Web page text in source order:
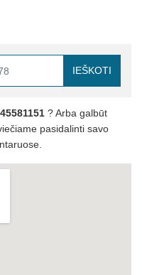
IEŠKOTI
? Arba galbūt
pasidalinti savo